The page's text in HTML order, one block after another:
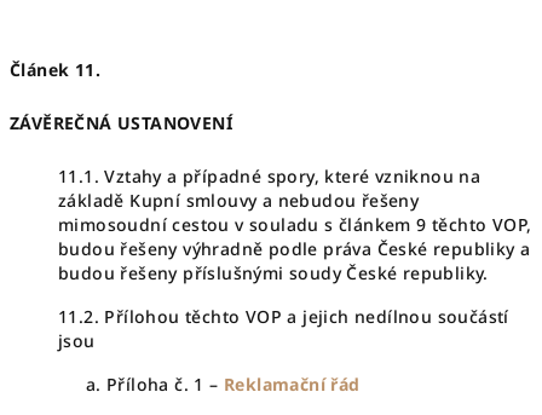
Článek 11.
ZÁVĚREČNÁ USTANOVENÍ
11.1. Vztahy a případné spory, které vzniknou na
základě Kupní smlouvy a nebudou řešeny
mimosoudní cestou v souladu s článkem 9 těchto VOP,
budou řešeny výhradně podle práva České republiky a
budou řešeny příslušnými soudy České republiky.
11.2. Přílohou těchto VOP a jejich nedílnou součástí
jsou
Příloha č. 1 – Reklamační řád